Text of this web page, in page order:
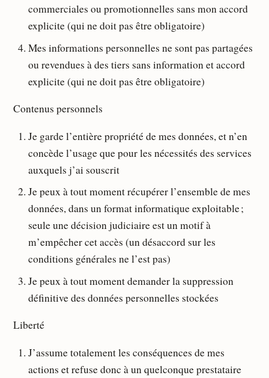
commerciales ou promotionnelles sans mon accord
explicite (qui ne doit pas être obligatoire)
Mes informations personnelles ne sont pas partagées
ou revendues à des tiers sans information et accord
explicite (qui ne doit pas être obligatoire)
Contenus personnels
Je garde l’entière propriété de mes données, et n’en
concède l’usage que pour les nécessités des services
auxquels j’ai souscrit
Je peux à tout moment récupérer l’ensemble de mes
données, dans un format informatique exploitable ;
seule une décision judiciaire est un motif à
m’empêcher cet accès (un désaccord sur les
conditions générales ne l’est pas)
Je peux à tout moment demander la suppression
définitive des données personnelles stockées
Liberté
J’assume totalement les conséquences de mes
actions et refuse donc à un quelconque prestataire